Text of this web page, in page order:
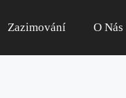
Zazimování O Nás